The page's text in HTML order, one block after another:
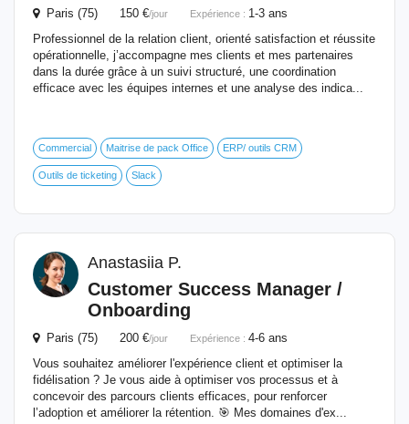
Paris (75) 150 €/jour Expérience : 1-3 ans
Professionnel de la relation client, orienté satisfaction et réussite
opérationnelle, j’accompagne mes clients et mes partenaires
dans la durée grâce à un suivi structuré, une coordination
efficace avec les équipes internes et une analyse des indica...
Commercial Maitrise de pack Office ERP/ outils CRM
Outils de ticketing Slack
Anastasiia P.
Customer Success Manager /
Onboarding
Paris (75) 200 €/jour Expérience : 4-6 ans
Vous souhaitez améliorer l'expérience client et optimiser la
fidélisation ? Je vous aide à optimiser vos processus et à
concevoir des parcours clients efficaces, pour renforcer
l’adoption et améliorer la rétention. 🎯 Mes domaines d'ex...